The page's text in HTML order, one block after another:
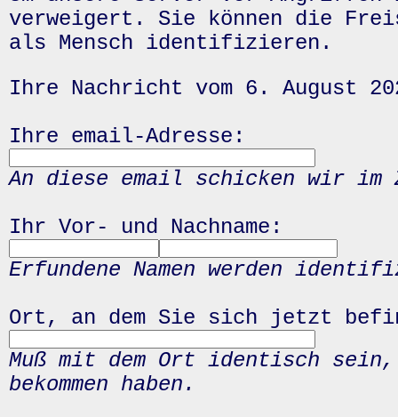
verweigert. Sie können die
als Mensch identifizieren.
Ihre Nachricht vom 6. August
Ihre email-Adresse:
An diese email schicken wir
Ihr Vor- und Nachname:
Erfundene Namen werden
Ort, an dem Sie sich jetzt
Muß mit dem Ort identisch
bekommen haben.